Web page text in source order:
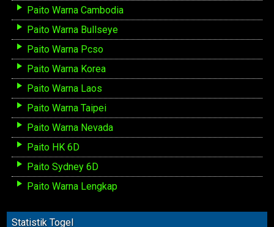
Paito Warna Cambodia
Paito Warna Bullseye
Paito Warna Pcso
Paito Warna Korea
Paito Warna Laos
Paito Warna Taipei
Paito Warna Nevada
Paito HK 6D
Paito Sydney 6D
Paito Warna Lengkap
Statistik Togel